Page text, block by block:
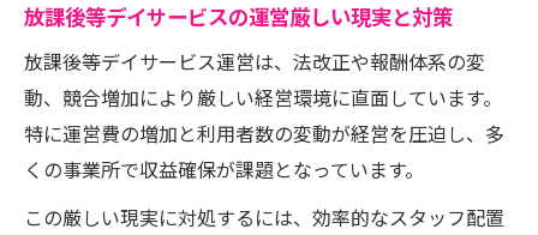
放課後等デイサービスの運営厳しい現実と対策
放課後等デイサービス運営は、法改正や報酬体系の変
動、競合増加により厳しい経営環境に直面しています。
特に運営費の増加と利用者数の変動が経営を圧迫し、多
くの事業所で収益確保が課題となっています。
この厳しい現実に対処するには、効率的なスタッフ配置